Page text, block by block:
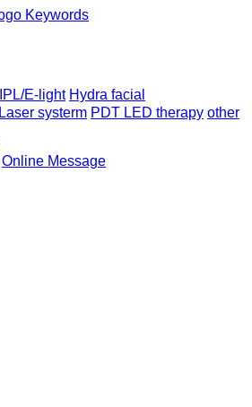
IPL/E-light Hydra facial
Laser systerm PDT LED therapy other
Online Message